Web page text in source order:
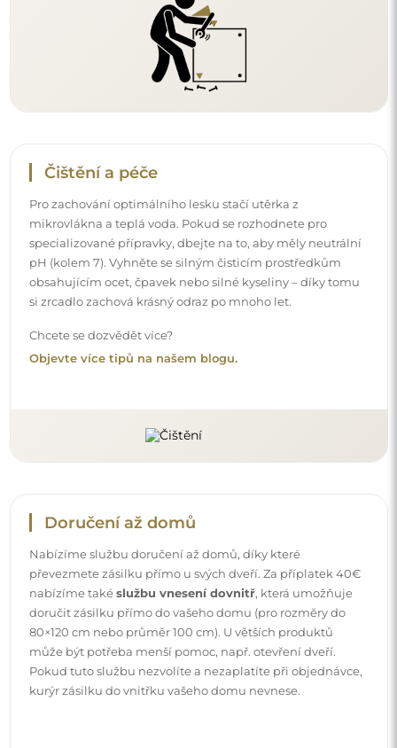
Nabízíme službu doručení až domů, díky které
převezmete zásilku přímo u svých dveří. Za příplatek 40€
nabízíme takéslužbu vnesení dovnitř, která umožňuje
doručit zásilku přímo do vašeho domu (pro rozměry do
80×120 cm nebo průměr 100 cm). U větších produktů
může být potřeba menší pomoc, např. otevření dveří.
Pokud tuto službu nezvolíte a nezaplatíte při objednávce,
Návody
Aby byla montáž a používání našeho zrcadla snadné a
bezstarostné, připravili jsme pro vás podrobné návody.
Najdete v nich všechny kroky nezbytné ke správné
montáži zrcadla, a také rady týkající se jeho péče, čištění a
údržby, abyste se mohli dlouho těšit z jeho bezvadného
vzhledu.
Prohlédněte si návody k montáži a použití.